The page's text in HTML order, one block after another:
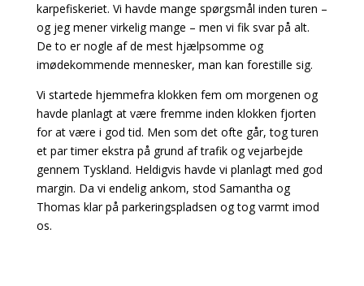
karpefiskeriet. Vi havde mange spørgsmål inden turen –
og jeg mener virkelig mange – men vi fik svar på alt.
De to er nogle af de mest hjælpsomme og
imødekommende mennesker, man kan forestille sig.
Vi startede hjemmefra klokken fem om morgenen og
havde planlagt at være fremme inden klokken fjorten
for at være i god tid. Men som det ofte går, tog turen
et par timer ekstra på grund af trafik og vejarbejde
gennem Tyskland. Heldigvis havde vi planlagt med god
margin. Da vi endelig ankom, stod Samantha og
Thomas klar på parkeringspladsen og tog varmt imod
os.